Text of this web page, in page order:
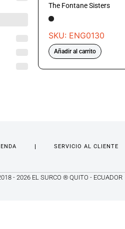
The Fontane Sisters
SKU: ENG0130
Añadir al carrito
SERVICIO AL CLIENTE
- 2026 EL SURCO ® QUITO - ECUADOR